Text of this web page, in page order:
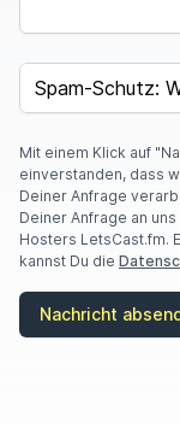
SPAM CAPTCHA
Mit einem Klick auf
einverstanden, dass
Deiner Anfrage
Deiner Anfrage an
Hosters LetsCast.fm.
kannst Du die
Nachricht